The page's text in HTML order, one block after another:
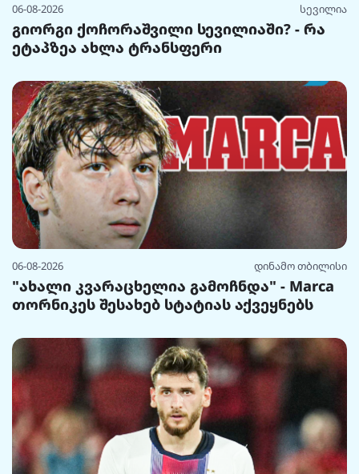
06-08-2026 სევილია
გიორგი ქოჩორაშვილი სევილიაში? - რა
ეტაპზეა ახლა ტრანსფერი
06-08-2026 დინამო თბილისი
"ახალი კვარაცხელია გამოჩნდა" - Marca
თორნიკეს შესახებ სტატიას აქვეყნებს